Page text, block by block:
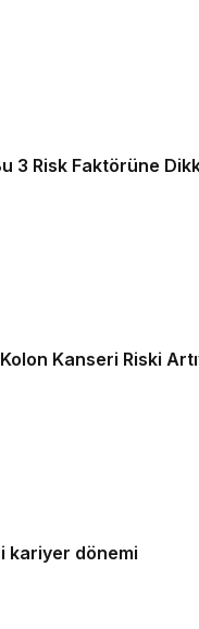
3 Risk Faktörüne
Kanseri Riski
kariyer dönemi